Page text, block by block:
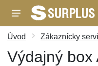
Úvod Zákaznícky
Výdajný box